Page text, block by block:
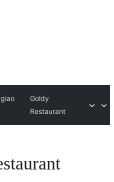
Goldy
Restaurant